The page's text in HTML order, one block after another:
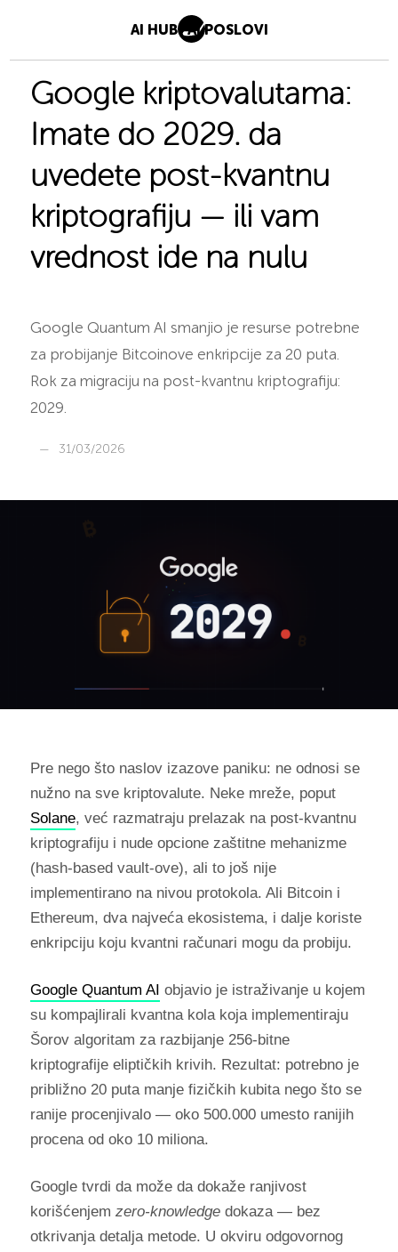
AI HUB AI POSLOVI
Google kriptovalutama:
Imate do 2029. da
uvedete post-kvantnu
kriptografiju — ili vam
vrednost ide na nulu
Google Quantum AI smanjio je resurse potrebne
za probijanje Bitcoinove enkripcije za 20 puta.
Rok za migraciju na post-kvantnu kriptografiju:
2029.
— 31/03/2026
Pre nego što naslov izazove paniku: ne odnosi se
nužno na sve kriptovalute. Neke mreže, poput
Solane, već razmatraju prelazak na post-kvantnu
kriptografiju i nude opcione zaštitne mehanizme
(hash-based vault-ove), ali to još nije
implementirano na nivou protokola. Ali Bitcoin i
Ethereum, dva najveća ekosistema, i dalje koriste
enkripciju koju kvantni računari mogu da probiju.
Google Quantum AI objavio je istraživanje u kojem
su kompajlirali kvantna kola koja implementiraju
Šorov algoritam za razbijanje 256-bitne
kriptografije eliptičkih krivih. Rezultat: potrebno je
približno 20 puta manje fizičkih kubita nego što se
ranije procenjivalo — oko 500.000 umesto ranijih
procena od oko 10 miliona.
Google tvrdi da može da dokaže ranjivost
korišćenjem zero-knowledgedokaza — bez
otkrivanja detalja metode. U okviru odgovornog